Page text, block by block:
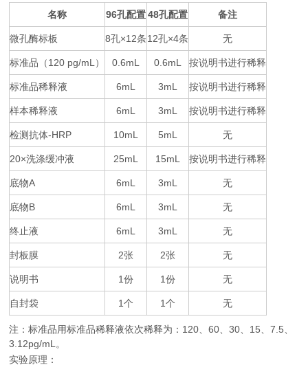
名称
96孔配置 48孔配置 备注
微孔酶标板 8孔×12条 12孔×4条 无
标准品（120 pg/mL ） 0.6mL 0.6mL 按说明书进行稀释
标准品稀释液 6mL 3mL 按说明书进行稀释
样本稀释液 6mL 3mL 按说明书进行稀释
检测抗体-HRP 10mL 5mL 无
20×洗涤缓冲液 25mL 15mL 按说明书进行稀释
底物A 6mL 3mL 无
底物B 6mL 3mL 无
终止液 6mL 3mL 无
封板膜 2张 2张 无
说明书 1份 1份 无
自封袋 1个 1个 无
注：标准品用标准品稀释液依次稀释为： 120、60、30、 15、7.5、
3.12pg/mL 。
实验原理：